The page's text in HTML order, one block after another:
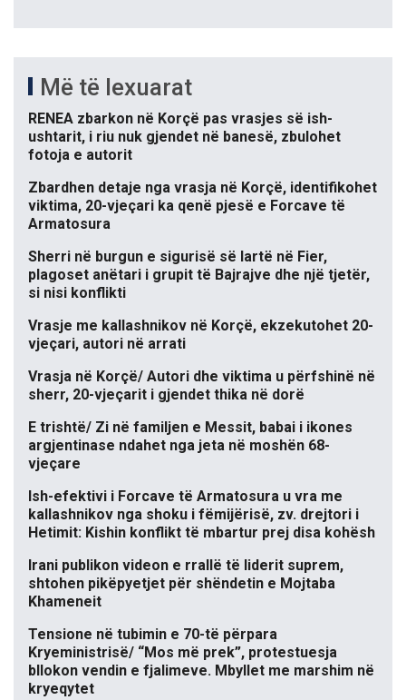
Më të lexuarat
RENEA zbarkon në Korçë pas vrasjes së ish-
ushtarit, i riu nuk gjendet në banesë, zbulohet
fotoja e autorit
Zbardhen detaje nga vrasja në Korçë, identifikohet
viktima, 20-vjeçari ka qenë pjesë e Forcave të
Armatosura
Sherri në burgun e sigurisë së lartë në Fier,
plagoset anëtari i grupit të Bajrajve dhe një tjetër,
si nisi konflikti
Vrasje me kallashnikov në Korçë, ekzekutohet 20-
vjeçari, autori në arrati
Vrasja në Korçë/ Autori dhe viktima u përfshinë në
sherr, 20-vjeçarit i gjendet thika në dorë
E trishtë/ Zi në familjen e Messit, babai i ikones
argjentinase ndahet nga jeta në moshën 68-
vjeçare
Ish-efektivi i Forcave të Armatosura u vra me
kallashnikov nga shoku i fëmijërisë, zv. drejtori i
Hetimit: Kishin konflikt të mbartur prej disa kohësh
Irani publikon videon e rrallë të liderit suprem,
shtohen pikëpyetjet për shëndetin e Mojtaba
Khameneit
Tensione në tubimin e 70-të përpara
Kryeministrisë/ “Mos më prek”, protestuesja
bllokon vendin e fjalimeve. Mbyllet me marshim në
kryeqytet